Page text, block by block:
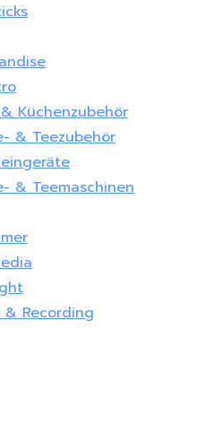
Küchenzubehör
& Teezubehör
& Teemaschinen
& Recording